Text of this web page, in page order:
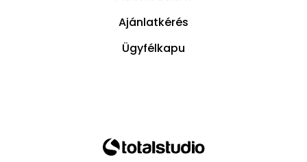
Ajánlatkérés
Ügyfélkapu